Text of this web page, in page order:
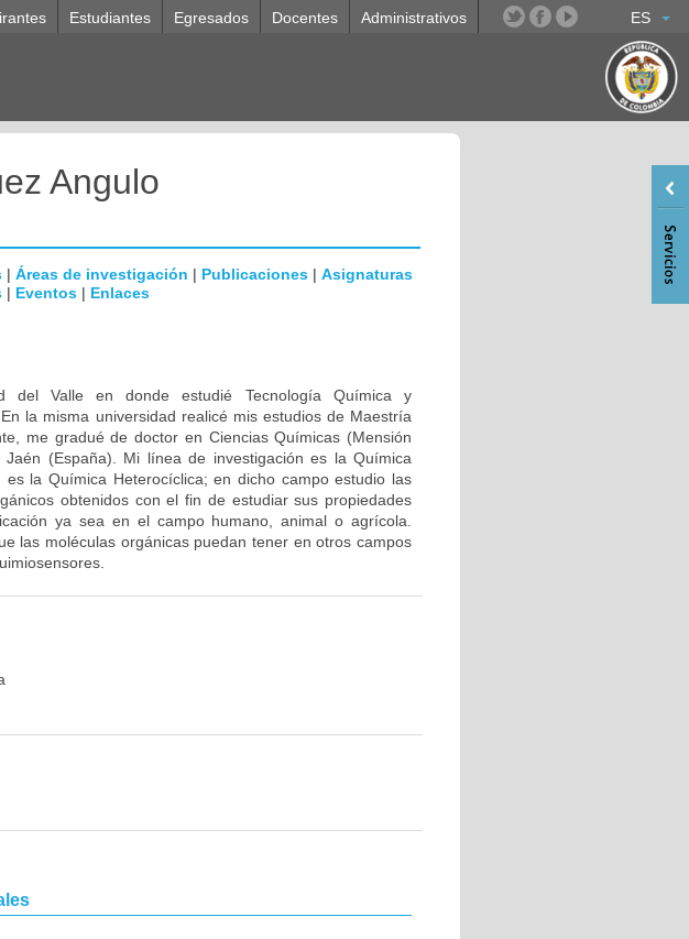
ES
Estudiantes Egresados Docentes Administrativos
Angulo
| Áreas de investigación | Publicaciones | Asignaturas
| Eventos | Enlaces
del Valle en donde estudié Tecnología Química y
la misma universidad realicé mis estudios de Maestría
me gradué de doctor en Ciencias Químicas (Mensión
(España). Mi línea de investigación es la Química
es la Química Heterocíclica; en dicho campo estudio las
obtenidos con el fin de estudiar sus propiedades
ya sea en el campo humano, animal o agrícola.
las moléculas orgánicas puedan tener en otros campos